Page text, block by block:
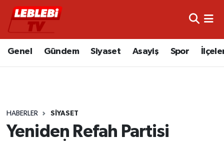
Genel Gündem Siyaset Asayiş Spor
HABERLER SIYASET
Yeniden Refah Partisi
Hava Durumu
Süper Lig Puan Durumu ve Fikstür